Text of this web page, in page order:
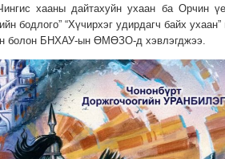
хааны дайтахуйн ухаан ба Орчин
бодлого” “Хүчирхэг удирдагч байх
болон БНХАУ-ын ӨМӨЗО-д хэвлэгджээ.